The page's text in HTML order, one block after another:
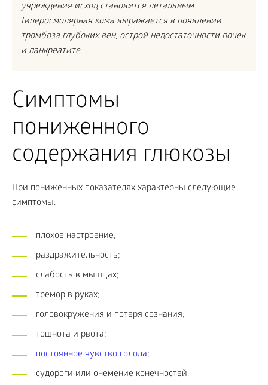
учреждения исход становится летальным.
Гиперосмолярная кома выражается в появлении
тромбоза глубоких вен, острой недостаточности почек
и панкреатите.
Симптомы
пониженного
содержания глюкозы
При пониженных показателях характерны следующие
симптомы:
плохое настроение;
раздражительность;
слабость в мышцах;
тремор в руках;
головокружения и потеря сознания;
тошнота и рвота;
постоянное чувство голода;
судороги или онемение конечностей.